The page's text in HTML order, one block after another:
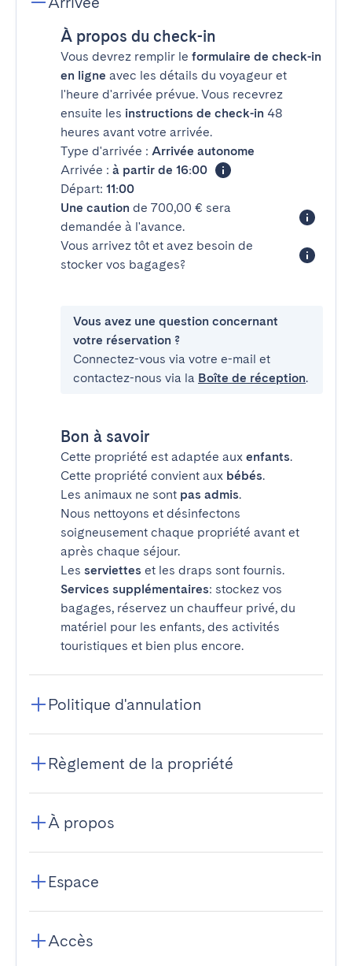
À propos du check-in
Vous devrez remplir le formulaire de check-in
en ligne avec les détails du voyageur et
l'heure d'arrivée prévue. Vous recevrez
ensuite les instructions de check-in 48
heures avant votre arrivée.
Type d'arrivée : Arrivée autonome
Arrivée : à partir de 16:00
Départ: 11:00
Une caution de 700,00 € sera
demandée à l'avance.
Vous arrivez tôt et avez besoin de
stocker vos bagages?
Vous avez une question concernant
votre réservation ?
Connectez-vous via votre e-mail et
contactez-nous via la Boîte de réception.
Bon à savoir
Cette propriété est adaptée aux enfants.
Cette propriété convient aux bébés.
Les animaux ne sont pas admis.
Nous nettoyons et désinfectons
soigneusement chaque propriété avant et
après chaque séjour.
Les serviettes et les draps sont fournis.
Services supplémentaires: stockez vos
bagages, réservez un chauffeur privé, du
matériel pour les enfants, des activités
touristiques et bien plus encore.
Politique d'annulation
Règlement de la propriété
À propos
Espace
Accès